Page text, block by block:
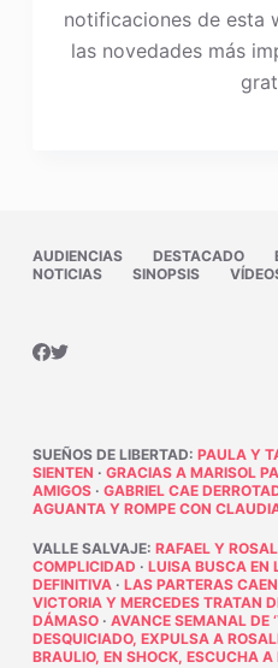
notificaciones de esta
las novedades más
AUDIENCIAS DESTACADO
NOTICIAS
SINOPSIS
SUEÑOS DE LIBERTAD: PAULA Y
SIENTEN · GRACIAS A MARISOL
AMIGOS· GABRIEL CAE
AGUANTA Y ROMPE CON
VALLE SALVAJE: RAFAEL Y
COMPLICIDAD · LUISA BUSCA EN
DEFINITIVA· LAS PARTERAS
VICTORIA Y MERCEDES TRATAN
DÁMASO· AVANCE SEMANAL DE
DESQUICIADO, EXPULSA A
BRAULIO, EN SHOCK, ESCUCHA